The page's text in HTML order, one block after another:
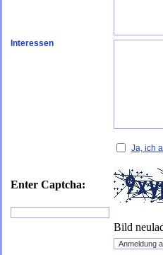
Interessen
Ja, ich
Enter Captcha:
Bild